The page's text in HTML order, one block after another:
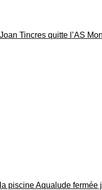
Tincres quitte l’AS
piscine Aqualude